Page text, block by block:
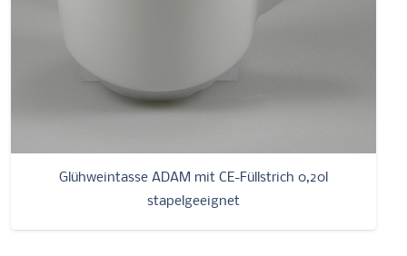
Glühweintasse ADAM mit CE-Füllstrich 0,20l
stapelgeeignet